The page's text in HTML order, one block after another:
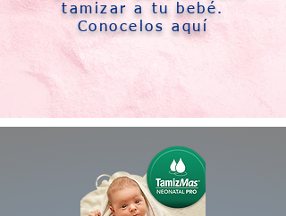
tamizar
a tu bebé.
Conocelos aquí